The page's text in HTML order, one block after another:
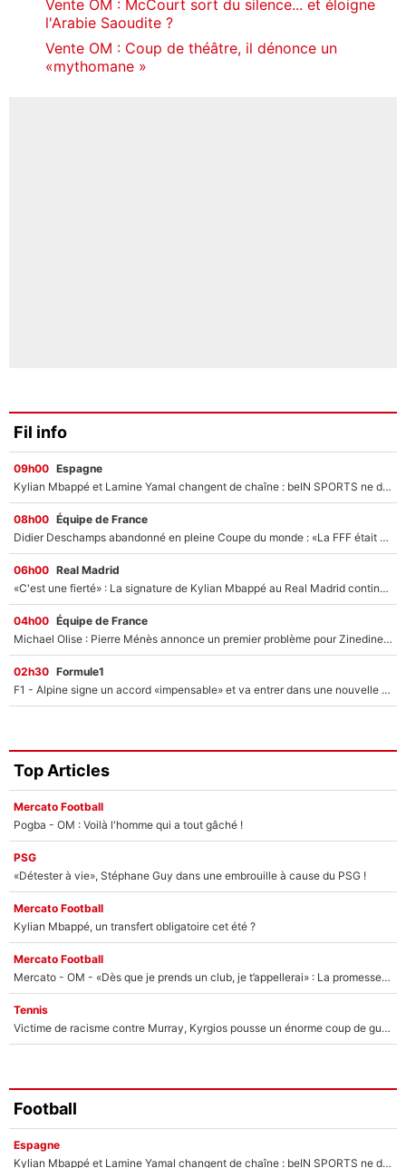
Vente OM : McCourt sort du silence... et éloigne
l'Arabie Saoudite ?
Vente OM : Coup de théâtre, il dénonce un
«mythomane »
Fil info
09h00 Espagne
Kylian Mbappé et Lamine Yamal changent de chaîne : beIN SPORTS ne digère pas cette décision historique et prédit un fiasco pour la Liga
08h00 Équipe de France
Didier Deschamps abandonné en pleine Coupe du monde : «La FFF était déjà passée à Zinedine Zidane»
06h00 Real Madrid
«C'est une fierté» : La signature de Kylian Mbappé au Real Madrid continue de régaler l'Espagne
04h00 Équipe de France
Michael Olise : Pierre Ménès annonce un premier problème pour Zinedine Zidane en équipe de France
02h30 Formule1
F1 - Alpine signe un accord «impensable» et va entrer dans une nouvelle dimension : Grande nouvelle pour Pierre Gasly !
Top Articles
Mercato Football
Pogba - OM : Voilà l'homme qui a tout gâché !
PSG
«Détester à vie», Stéphane Guy dans une embrouille à cause du PSG !
Mercato Football
Kylian Mbappé, un transfert obligatoire cet été ?
Mercato Football
Mercato - OM - «Dès que je prends un club, je t’appellerai» : La promesse de Marcelino au moment de claquer la porte
Tennis
Victime de racisme contre Murray, Kyrgios pousse un énorme coup de gueule !
Football
Espagne
Kylian Mbappé et Lamine Yamal changent de chaîne : beIN SPORTS ne digère pas cette décision historique et prédit un fiasco pour la Liga